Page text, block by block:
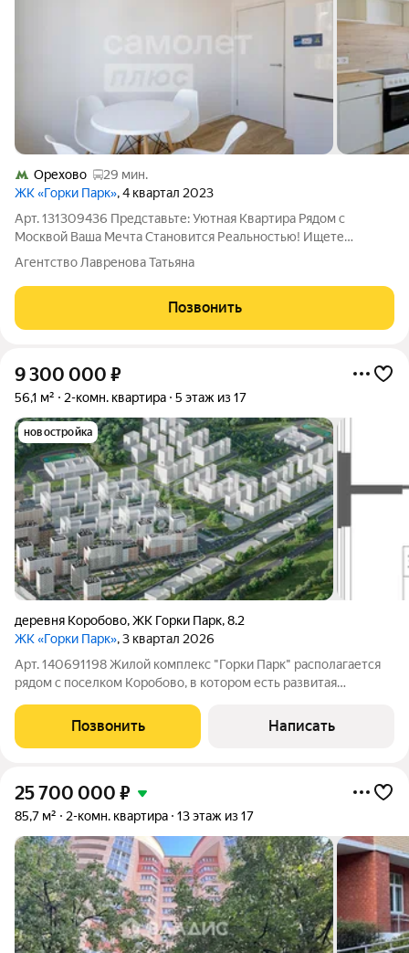
Орехово
29 мин.
ЖК «Горки Парк», 4 квартал 2023
Арт. 131309436 Представьте: Уютная Квартира Рядом с
Москвой Ваша Мечта Становится Реальностью! Ищете
идеальное место для жизни, где можно дышать свежим
воздухом, но при этом быстро добираться до Москвы?
Идеальная 2-комнатная квартира площадью 50,63
Агентство Лавренова Татьяна
Позвонить
9 300 000 ₽
56,1 м² 2-комн. квартира 5 этаж из 17
новостройка
деревня Коробово,ЖК Горки Парк,8.2
ЖК «Горки Парк», 3 квартал 2026
Арт. 140691198 Жилой комплекс "Горки Парк" располагается
рядом с поселком Коробово, в котором есть развитая
территории большой лес, а в 200 метрах Коробовские пруды.
Торговые центры Метро и Вегас
Позвонить Написать
25 700 000 ₽
85,7 м² 2-комн. квартира 13 этаж из 17